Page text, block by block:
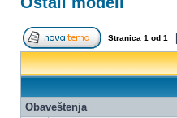
Stranica 1 od 1
Obaveštenja